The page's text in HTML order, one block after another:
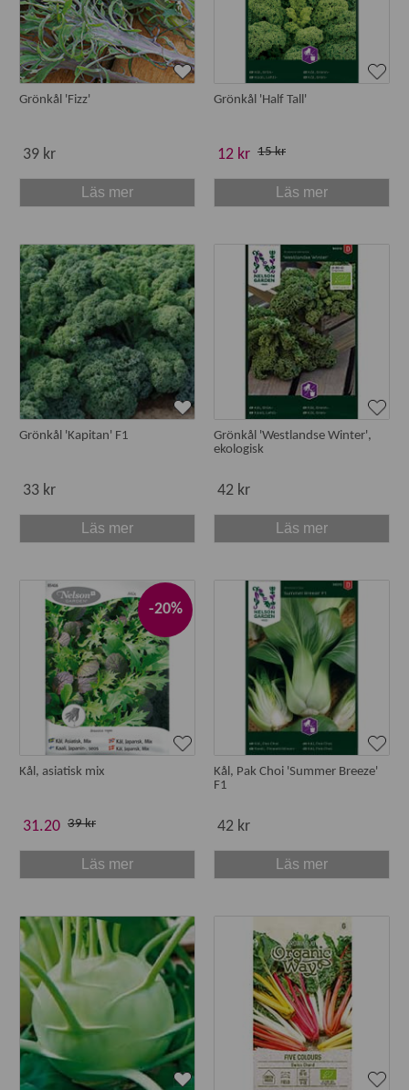
Grönkål 'Fizz'
39 kr
Läs mer
Grönkål 'Half Tall'
12 kr 15 kr
Läs mer
Grönkål 'Kapitan' F1
33 kr
Läs mer
Grönkål 'Westlandse Winter',
ekologisk
42 kr
Läs mer
-20%
Kål, asiatisk mix
31.20 39 kr
Läs mer
Kål, Pak Choi 'Summer Breeze'
F1
42 kr
Läs mer